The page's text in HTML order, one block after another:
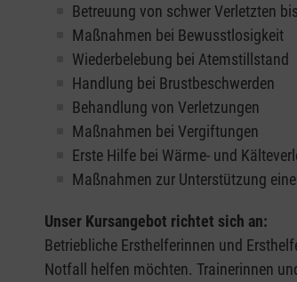
Betreuung von schwer Verletzten
Maßnahmen bei Bewusstlosigkeit
Wiederbelebung bei Atemstillstand
Handlung bei Brustbeschwerden
Behandlung von Verletzungen
Maßnahmen bei Vergiftungen
Erste Hilfe bei Wärme- und
Maßnahmen zur Unterstützung
Unser Kursangebot richtet sich an:
Betriebliche Ersthelferinnen und
Notfall helfen möchten. Trainerinnen